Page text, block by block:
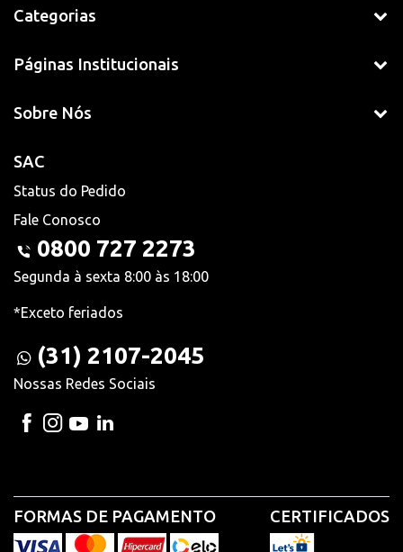
Categorias
Páginas Institucionais
Sobre Nós
SAC
Status do Pedido
Fale Conosco
0800 727 2273
Segunda à sexta 8:00 às 18:00
*Exceto feriados
(31) 2107-2045
Nossas Redes Sociais
FORMAS DE PAGAMENTO CERTIFICADOS